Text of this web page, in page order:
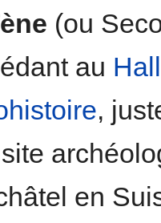
(ou
au
,
en